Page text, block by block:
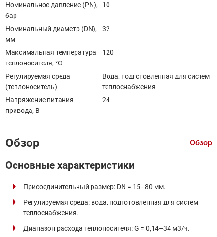
Номинальное давление (PN),
бар
10
Номинальный диаметр (DN),
мм
32
Максимальная температура
теплоносителя, °C
120
Регулируемая среда
(теплоноситель)
Вода, подготовленная для систем
теплоснабжения
Напряжение питания
привода, В
24
Обзор Обзор
Основные характеристики
Присоединительный размер: DN = 15–80 мм.
Регулируемая среда: вода, подготовленная для систем
теплоснабжения.
Диапазон расхода теплоносителя: G = 0,14–34 м3/ч.